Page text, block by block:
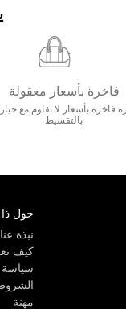
فاخرة بأسعار معقولة
فاخرة بأسعار لا تقاوم مع
بالتقسيط
حول
نبذة عنا
كيف
سياسة
مهنة